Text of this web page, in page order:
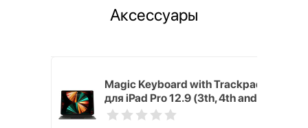
Аксессуары
Magic Keyboard with Trackpad
для iPad Pro 12.9 (3th, 4th and
5th generation) русская,